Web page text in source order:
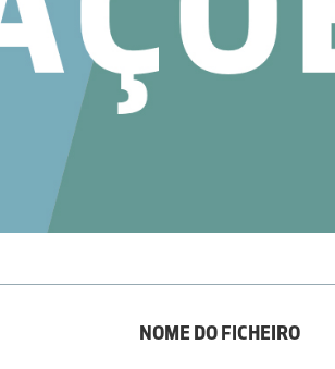
NOME DO FICHEIRO